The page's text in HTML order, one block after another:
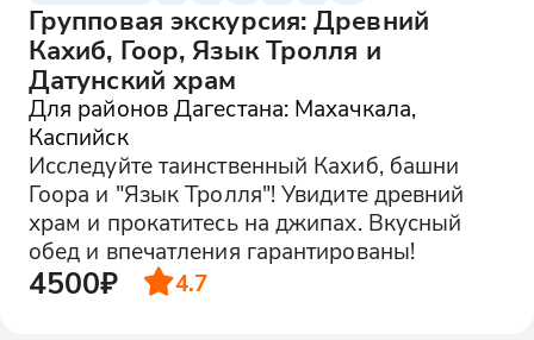
Групповая экскурсия: Древний
Кахиб, Гоор, Язык Тролля и
Датунский храм
Для районов Дагестана: Махачкала,
Каспийск
Исследуйте таинственный Кахиб, башни
Гоора и "Язык Тролля"! Увидите древний
храм и прокатитесь на джипах. Вкусный
обед и впечатления гарантированы!
4500₽ 4.7